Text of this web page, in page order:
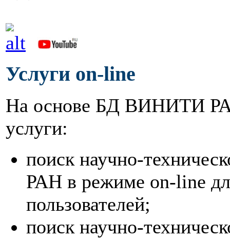
Услуги on-line
На основе БД ВИНИТИ
услуги:
поиск научно-
РАН в режиме on-line
пользователей;
поиск научно-